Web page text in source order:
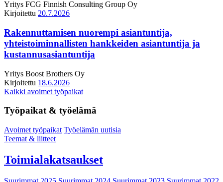
Yritys FCG Finnish Consulting Group Oy
Kirjoitettu 20.7.2026
Rakennuttamisen nuorempi asiantuntija,
yhteistoiminnallisten hankkeiden asiantuntija ja
kustannusasiantuntija
Yritys Boost Brothers Oy
Kirjoitettu 18.6.2026
Kaikki avoimet työpaikat
Työpaikat & työelämä
Avoimet työpaikat Työelämän uutisia
Teemat & liitteet
Toimialakatsaukset